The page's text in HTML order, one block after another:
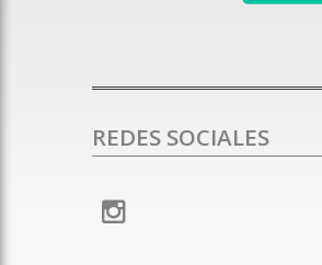
REDES SOCIALES